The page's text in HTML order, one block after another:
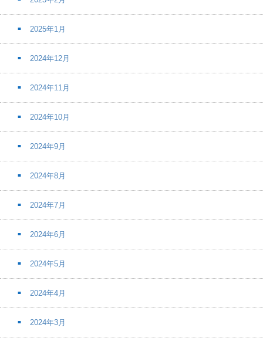
2025年1月
2024年12月
2024年11月
2024年10月
2024年9月
2024年8月
2024年7月
2024年6月
2024年5月
2024年4月
2024年3月